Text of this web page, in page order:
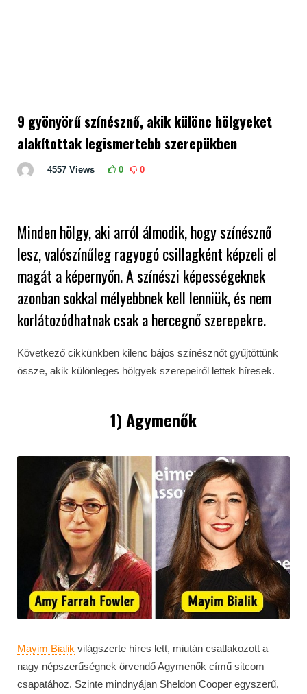
9 gyönyörű színésznő, akik különc hölgyeket
alakítottak legismertebb szerepükben
4557 Views 0 0
Minden hölgy, aki arról álmodik, hogy színésznő
lesz, valószínűleg ragyogó csillagként képzeli el
magát a képernyőn. A színészi képességeknek
azonban sokkal mélyebbnek kell lenniük, és nem
korlátozódhatnak csak a hercegnő szerepekre.
Következő cikkünkben kilenc bájos színésznőt gyűjtöttünk
össze, akik különleges hölgyek szerepeiről lettek híresek.
1) Agymenők
Mayim Bialik világszerte híres lett, miután csatlakozott a
nagy népszerűségnek örvendő Agymenők című sitcom
csapatához. Szinte mindnyájan Sheldon Cooper egyszerű,